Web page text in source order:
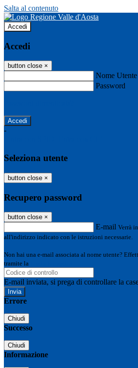
Salta al contenuto
Accedi
Accedi
button close ×
Nome Utente
Password
-
Seleziona utente
button close ×
Recupero password
button close ×
E-mail Verrà
all'indirizzo indicato con le istruzioni necessarie.
Non hai una e-mail associata al nome utente?
tramite la
E-mail inviata, si prega di controllare la
Errore
Chiudi
Successo
Chiudi
Informazione